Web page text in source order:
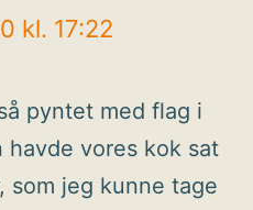
kl. 17:22
pyntet med flag i
vores kok sat
som jeg kunne tage